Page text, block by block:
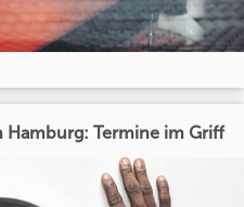
Hamburg: Termine im Griff